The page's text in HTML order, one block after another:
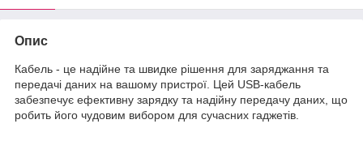
Опис
Кабель - це надійне та швидке рішення для заряджання та
передачі даних на вашому пристрої. Цей USB-кабель
забезпечує ефективну зарядку та надійну передачу даних, що
робить його чудовим вибором для сучасних гаджетів.